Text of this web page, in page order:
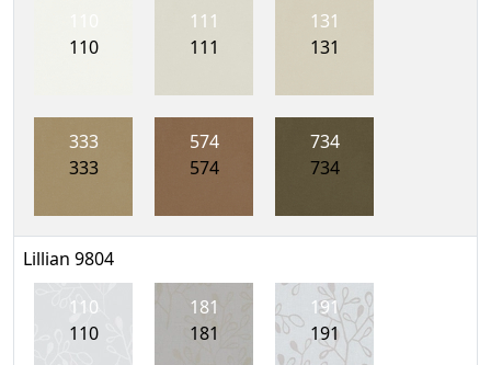
110
111
111
131
131
333
333
574
574
734
734
Lillian 9804
110
110
181
181
191
191